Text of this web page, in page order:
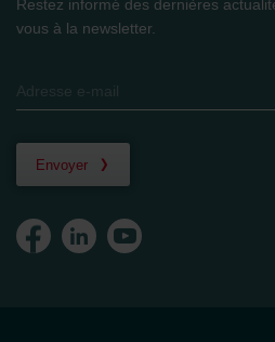
Restez informé des dernières
vous à la newsletter.
Envoyer